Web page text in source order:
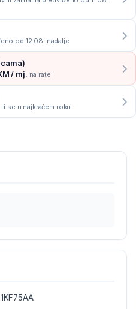
od 12.08. nadalje
/ mj. na rate
se u najkraćem roku